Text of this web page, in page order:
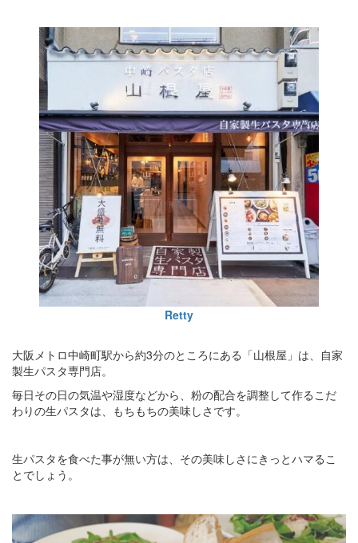
Retty
大阪メトロ中崎町駅から約3分のところにある「山根屋」は、自家
製生パスタ専門店。
毎日その日の気温や湿度などから、粉の配合を調整して作るこだ
わりの生パスタは、もちもちの美味しさです。
生パスタを食べた事が無い方は、その美味しさにきっとハマるこ
とでしょう。